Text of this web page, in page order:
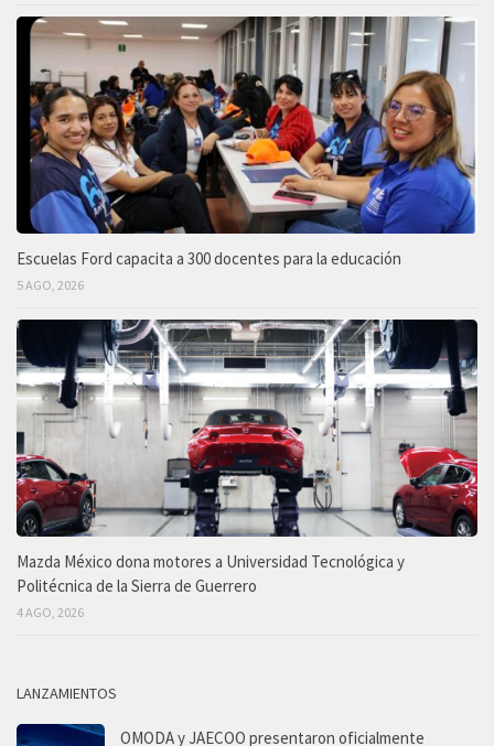
Escuelas Ford capacita a 300 docentes para la educación
5 AGO, 2026
Mazda México dona motores a Universidad Tecnológica y
Politécnica de la Sierra de Guerrero
4 AGO, 2026
LANZAMIENTOS
OMODA y JAECOO presentaron oficialmente